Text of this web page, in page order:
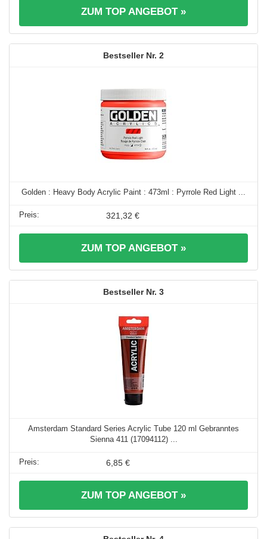
ZUM TOP ANGEBOT »
2
Golden : Heavy Body Acrylic Paint : 473ml : Pyrrole Red Light ...
321,32 €
ZUM TOP ANGEBOT »
3
Amsterdam Standard Series Acrylic Tube 120 ml Gebranntes
Sienna 411 (17094112) ...
6,85 €
ZUM TOP ANGEBOT »